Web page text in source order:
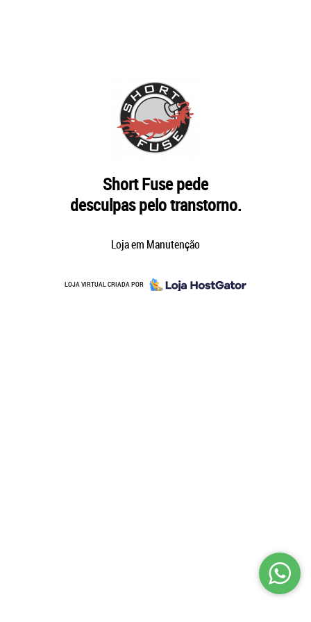
Short Fuse pede
desculpas pelo transtorno.
Loja em Manutenção
LOJA VIRTUAL CRIADA POR